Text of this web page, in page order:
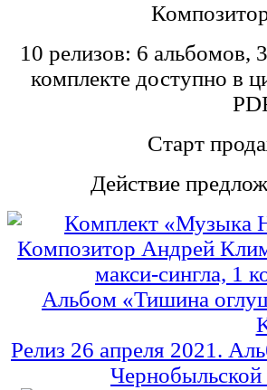
10 релизов: 6 альбомов,
комплекте доступно в
Старт
Действие
Альбом «Тишина
Релиз 26 апреля 2021.